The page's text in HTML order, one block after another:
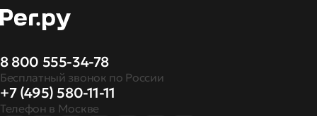
8 800 555-34-78
Бесплатный звонок по России
+7 (495) 580-11-11
Телефон в Москве